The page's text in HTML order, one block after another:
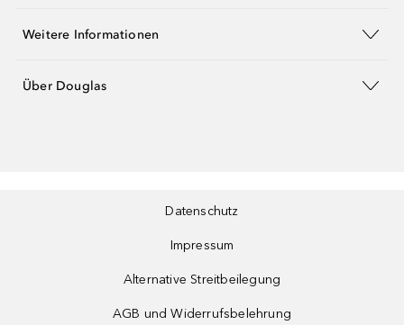
Weitere Informationen
Über Douglas
Datenschutz
Impressum
Alternative Streitbeilegung
AGB und Widerrufsbelehrung